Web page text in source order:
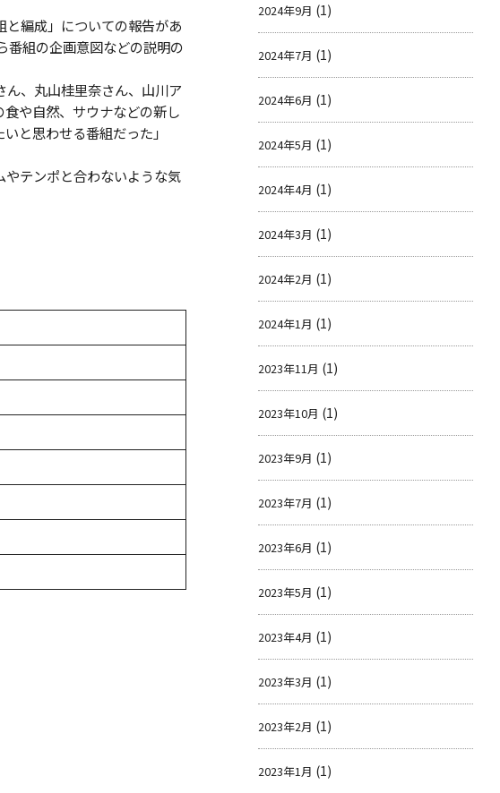
編成」についての報告があ
番組の企画意図などの説明の
、丸山桂里奈さん、山川ア
や自然、サウナなどの新し
と思わせる番組だった」
テンポと合わないような気
2024年9月 (1)
2024年7月 (1)
2024年6月 (1)
2024年5月 (1)
2024年4月 (1)
2024年3月 (1)
2024年2月 (1)
2024年1月 (1)
2023年11月 (1)
2023年10月 (1)
2023年9月 (1)
2023年7月 (1)
2023年6月 (1)
2023年5月 (1)
2023年4月 (1)
2023年3月 (1)
2023年2月 (1)
2023年1月 (1)